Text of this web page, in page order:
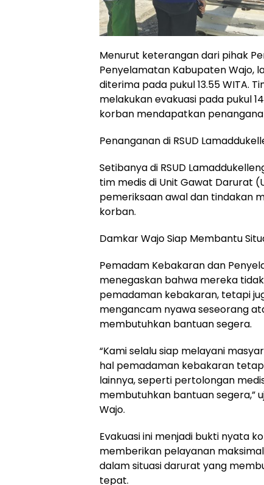
Menurut keterangan dari pihak
Penyelamatan Kabupaten Wajo,
diterima pada pukul 13.55 WITA.
melakukan evakuasi pada pukul
korban mendapatkan
Penanganan di RSUD
Setibanya di RSUD
tim medis di Unit Gawat Darurat
pemeriksaan awal dan tindakan
korban.
Damkar Wajo Siap Membantu
Pemadam Kebakaran dan
menegaskan bahwa mereka
pemadaman kebakaran, tetapi
mengancam nyawa seseorang
membutuhkan bantuan segera.
“Kami selalu siap melayani
hal pemadaman kebakaran
lainnya, seperti pertolongan
membutuhkan bantuan segera,”
Wajo.
Evakuasi ini menjadi bukti nyata
memberikan pelayanan
dalam situasi darurat yang
tepat.